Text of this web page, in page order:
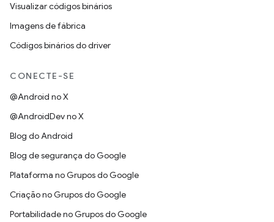
Visualizar códigos binários
Imagens de fábrica
Códigos binários do driver
CONECTE-SE
@Android no X
@AndroidDev no X
Blog do Android
Blog de segurança do Google
Plataforma no Grupos do Google
Criação no Grupos do Google
Portabilidade no Grupos do Google